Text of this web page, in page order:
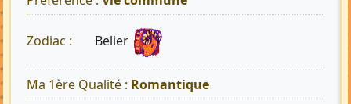
Zodiac : Belier
Ma 1ère Qualité : Romantique